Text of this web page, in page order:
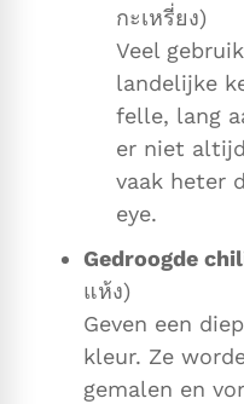
กะเหรี่ยง)
Veel
landelijke
felle, lang
er niet
vaak heter
eye.
Gedroogde
แห้ง)
Geven een
kleur. Ze
gemalen en